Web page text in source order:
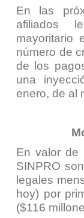
En las
afiliados
mayoritario
número de
de los
una
enero, de al
En valor de
SINPRO
legales
hoy) por
($116